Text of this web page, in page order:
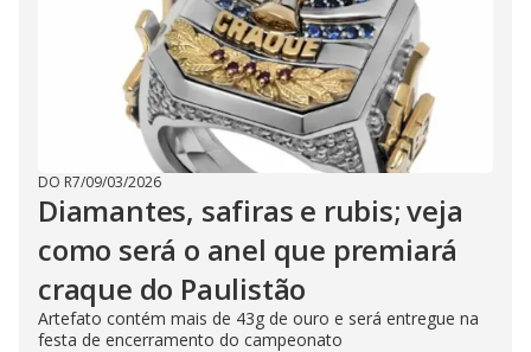
DO R7/09/03/2026
Diamantes, safiras e rubis; veja
como será o anel que premiará
craque do Paulistão
Artefato contém mais de 43g de ouro e será entregue na
festa de encerramento do campeonato